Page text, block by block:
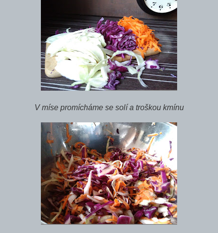
V míse promícháme se solí a troškou kmínu